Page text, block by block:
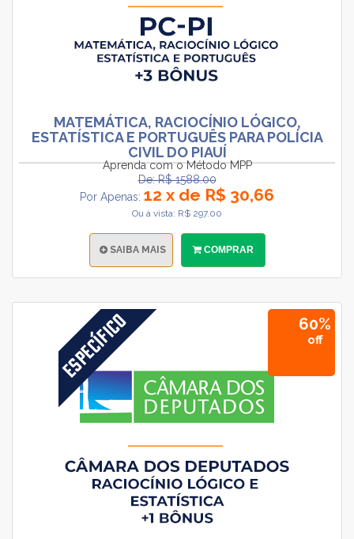
MATEMÁTICA, RACIOCÍNIO LÓGICO,
ESTATÍSTICA E PORTUGUÊS PARA POLÍCIA
CIVIL DO PIAUÍ
Aprenda com o Método MPP
De: R$ 1588.00
Por Apenas: 12 x de R$ 30,66
Ou à vista: R$ 297.00
SAIBA MAIS COMPRAR
60%
off